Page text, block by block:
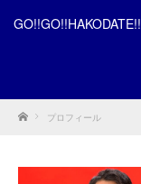
GO!!GO!!HAKODATE!!
Home プロフィール